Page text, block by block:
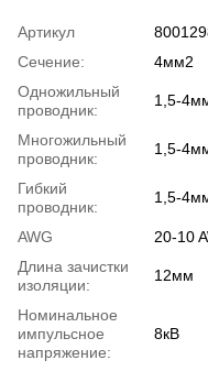
Артикул
Сечение:
4мм2
Одножильный
проводник:
1,5-
Многожильный
проводник:
1,5-
Гибкий
проводник:
1,5-
AWG
20-10
Длина зачистки
изоляции:
12мм
Номинальное
импульсное
напряжение:
8кВ